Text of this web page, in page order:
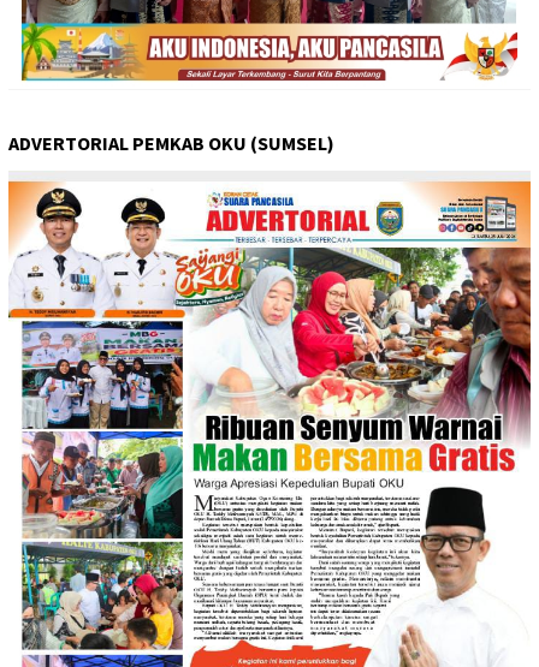
ADVERTORIAL PEMKAB OKU (SUMSEL)